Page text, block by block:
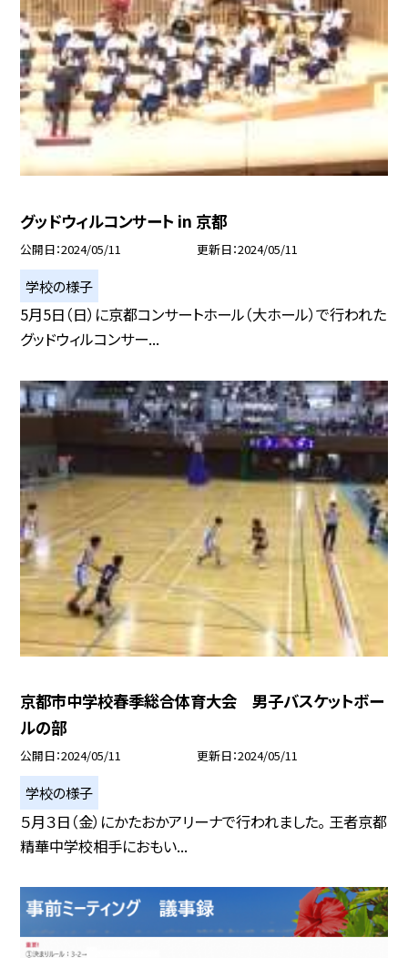
グッドウィルコンサート in 京都
公開日 2024/05/11 更新日 2024/05/11
学校の様子
5月5日（日）に京都コンサートホール（大ホール）で行われた
グッドウィルコンサー...
京都市中学校春季総合体育大会 男子バスケットボー
ルの部
公開日 2024/05/11 更新日 2024/05/11
学校の様子
５月３日（金）にかたおかアリーナで行われました。 王者京都
精華中学校相手におもい...